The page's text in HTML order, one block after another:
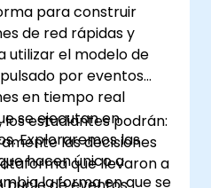
para construir
de red rápidas y
utilizar el modelo de
por eventos
en tiempo real
se ejecutan en
Exploraremos las
hacen único a
la forma en que se
estudiantes podrán:
las decisiones
que llevaron a